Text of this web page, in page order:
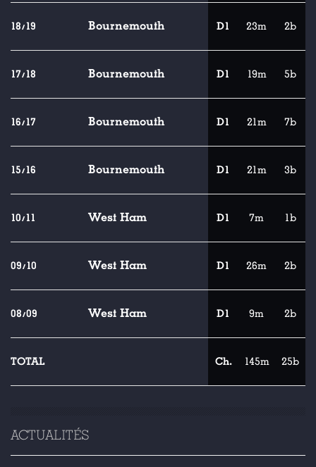
18/19 Bournemouth D1 23m 2b
17/18 Bournemouth D1 19m 5b
16/17 Bournemouth D1 21m 7b
15/16 Bournemouth D1 21m 3b
10/11 West Ham D1 7m 1b
09/10 West Ham D1 26m 2b
08/09 West Ham D1 9m 2b
TOTAL Ch. 145m 25b
ACTUALITÉS